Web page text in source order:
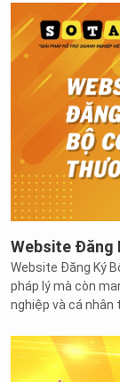
viết bài chuẩn
hơn khi viết bài.
hơn cho độc giả
Google.
Website Đăng
Website Đăng Ký
pháp lý mà còn
nghiệp và cá
thương thông qua